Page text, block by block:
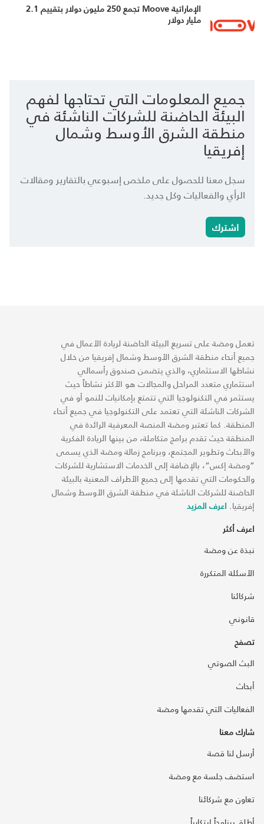
الإماراتية Moove تجمع 250 مليون دولار بتقييم 2.1
مليار دولار
جميع المعلومات التي تحتاجها لفهم
البيئة الحاضنة للشركات الناشئة في
منطقة الشرق الأوسط وشمال
إفريقيا
سجل معنا للحصول على ملخص إسبوعي بالتقارير ومقالات
الرأي والفعاليات وكل جديد.
اشترك
تعمل ومضة على تسريع البيئة الحاضنة لريادة الأعمال في
جميع أنحاء منطقة الشرق الأوسط وشمال إفريقيا من خلال
نشاطها الاستثماري، والذي يتضمن صندوق رأسمالي
استثماري متعدد المراحل والمجالات هو الأكثر نشاطاً حيث
يستثمر في التكنولوجيا التي تتمتع بإمكانيات للنمو أو في
الشركات الناشئة التي تعتمد على التكنولوجيا في جميع أنحاء
المنطقة. كما تعتبر ومضة المنصة المعرفية الرائدة في
المنطقة حيث تقدم برامج متكاملة، من بينها الريادة الفكرية
والأبحاث وتطوير المجتمع، وبرنامج زمالة ومضة الذي يسمى
“ومضة إكس“، بالإضافة إلى الخدمات الاستشارية للشركات
والحكومات التي تقدمها إلى جميع الأطراف المعنية بالبيئة
الحاضنة للشركات الناشئة في منطقة الشرق الأوسط وشمال
إفريقيا. اعرف المزيد
اعرف أكثر
نبذة عن ومضة
الأسئلة المتكررة
شركائنا
قانوني
تصفح
البث الصوتي
أبحاث
الفعاليات التي تقدمها ومضة
شارك معنا
أرسل لنا قصة
استضف جلسة مع ومضة
تعاون مع شركائنا